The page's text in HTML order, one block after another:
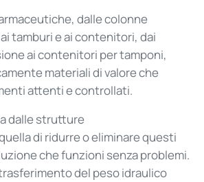
dalle colonne
tamburi e ai contenitori, dai
ai contenitori per tamponi,
materiali di valore che
attenti e controllati.
dalle strutture
di ridurre o eliminare questi
che funzioni senza problemi.
del peso idraulico